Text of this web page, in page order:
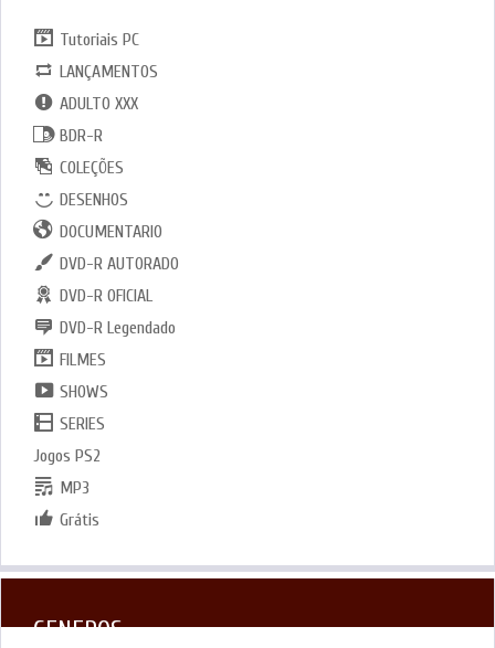
Tutoriais PC
LANÇAMENTOS
ADULTO XXX
BDR-R
COLEÇÕES
DESENHOS
DOCUMENTARIO
DVD-R AUTORADO
DVD-R OFICIAL
DVD-R Legendado
FILMES
SHOWS
SERIES
Jogos PS2
MP3
Grátis
GENEROS